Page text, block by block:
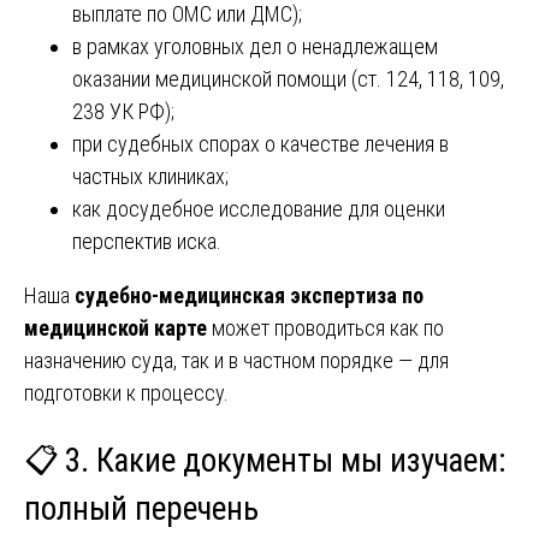
выплате по ОМС или ДМС);
в рамках уголовных дел о ненадлежащем
оказании медицинской помощи (ст. 124, 118, 109,
238 УК РФ);
при судебных спорах о качестве лечения в
частных клиниках;
как досудебное исследование для оценки
перспектив иска.
Наша судебно-медицинская экспертиза по
медицинской карте может проводиться как по
назначению суда, так и в частном порядке — для
подготовки к процессу.
📋 3. Какие документы мы изучаем:
полный перечень